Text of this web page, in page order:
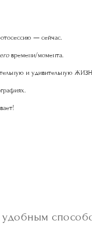
— сейчас.
времени/момента.
и удивительную